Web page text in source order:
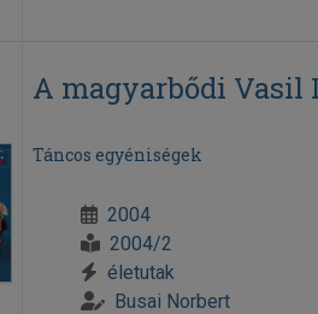
A magyarbődi Vasil
Táncos egyéniségek
2004
2004/2
életutak
Busai Norbert